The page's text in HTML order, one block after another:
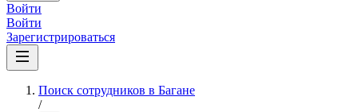
Войти
Войти
Зарегистрироваться
Поиск сотрудников в Багане
/